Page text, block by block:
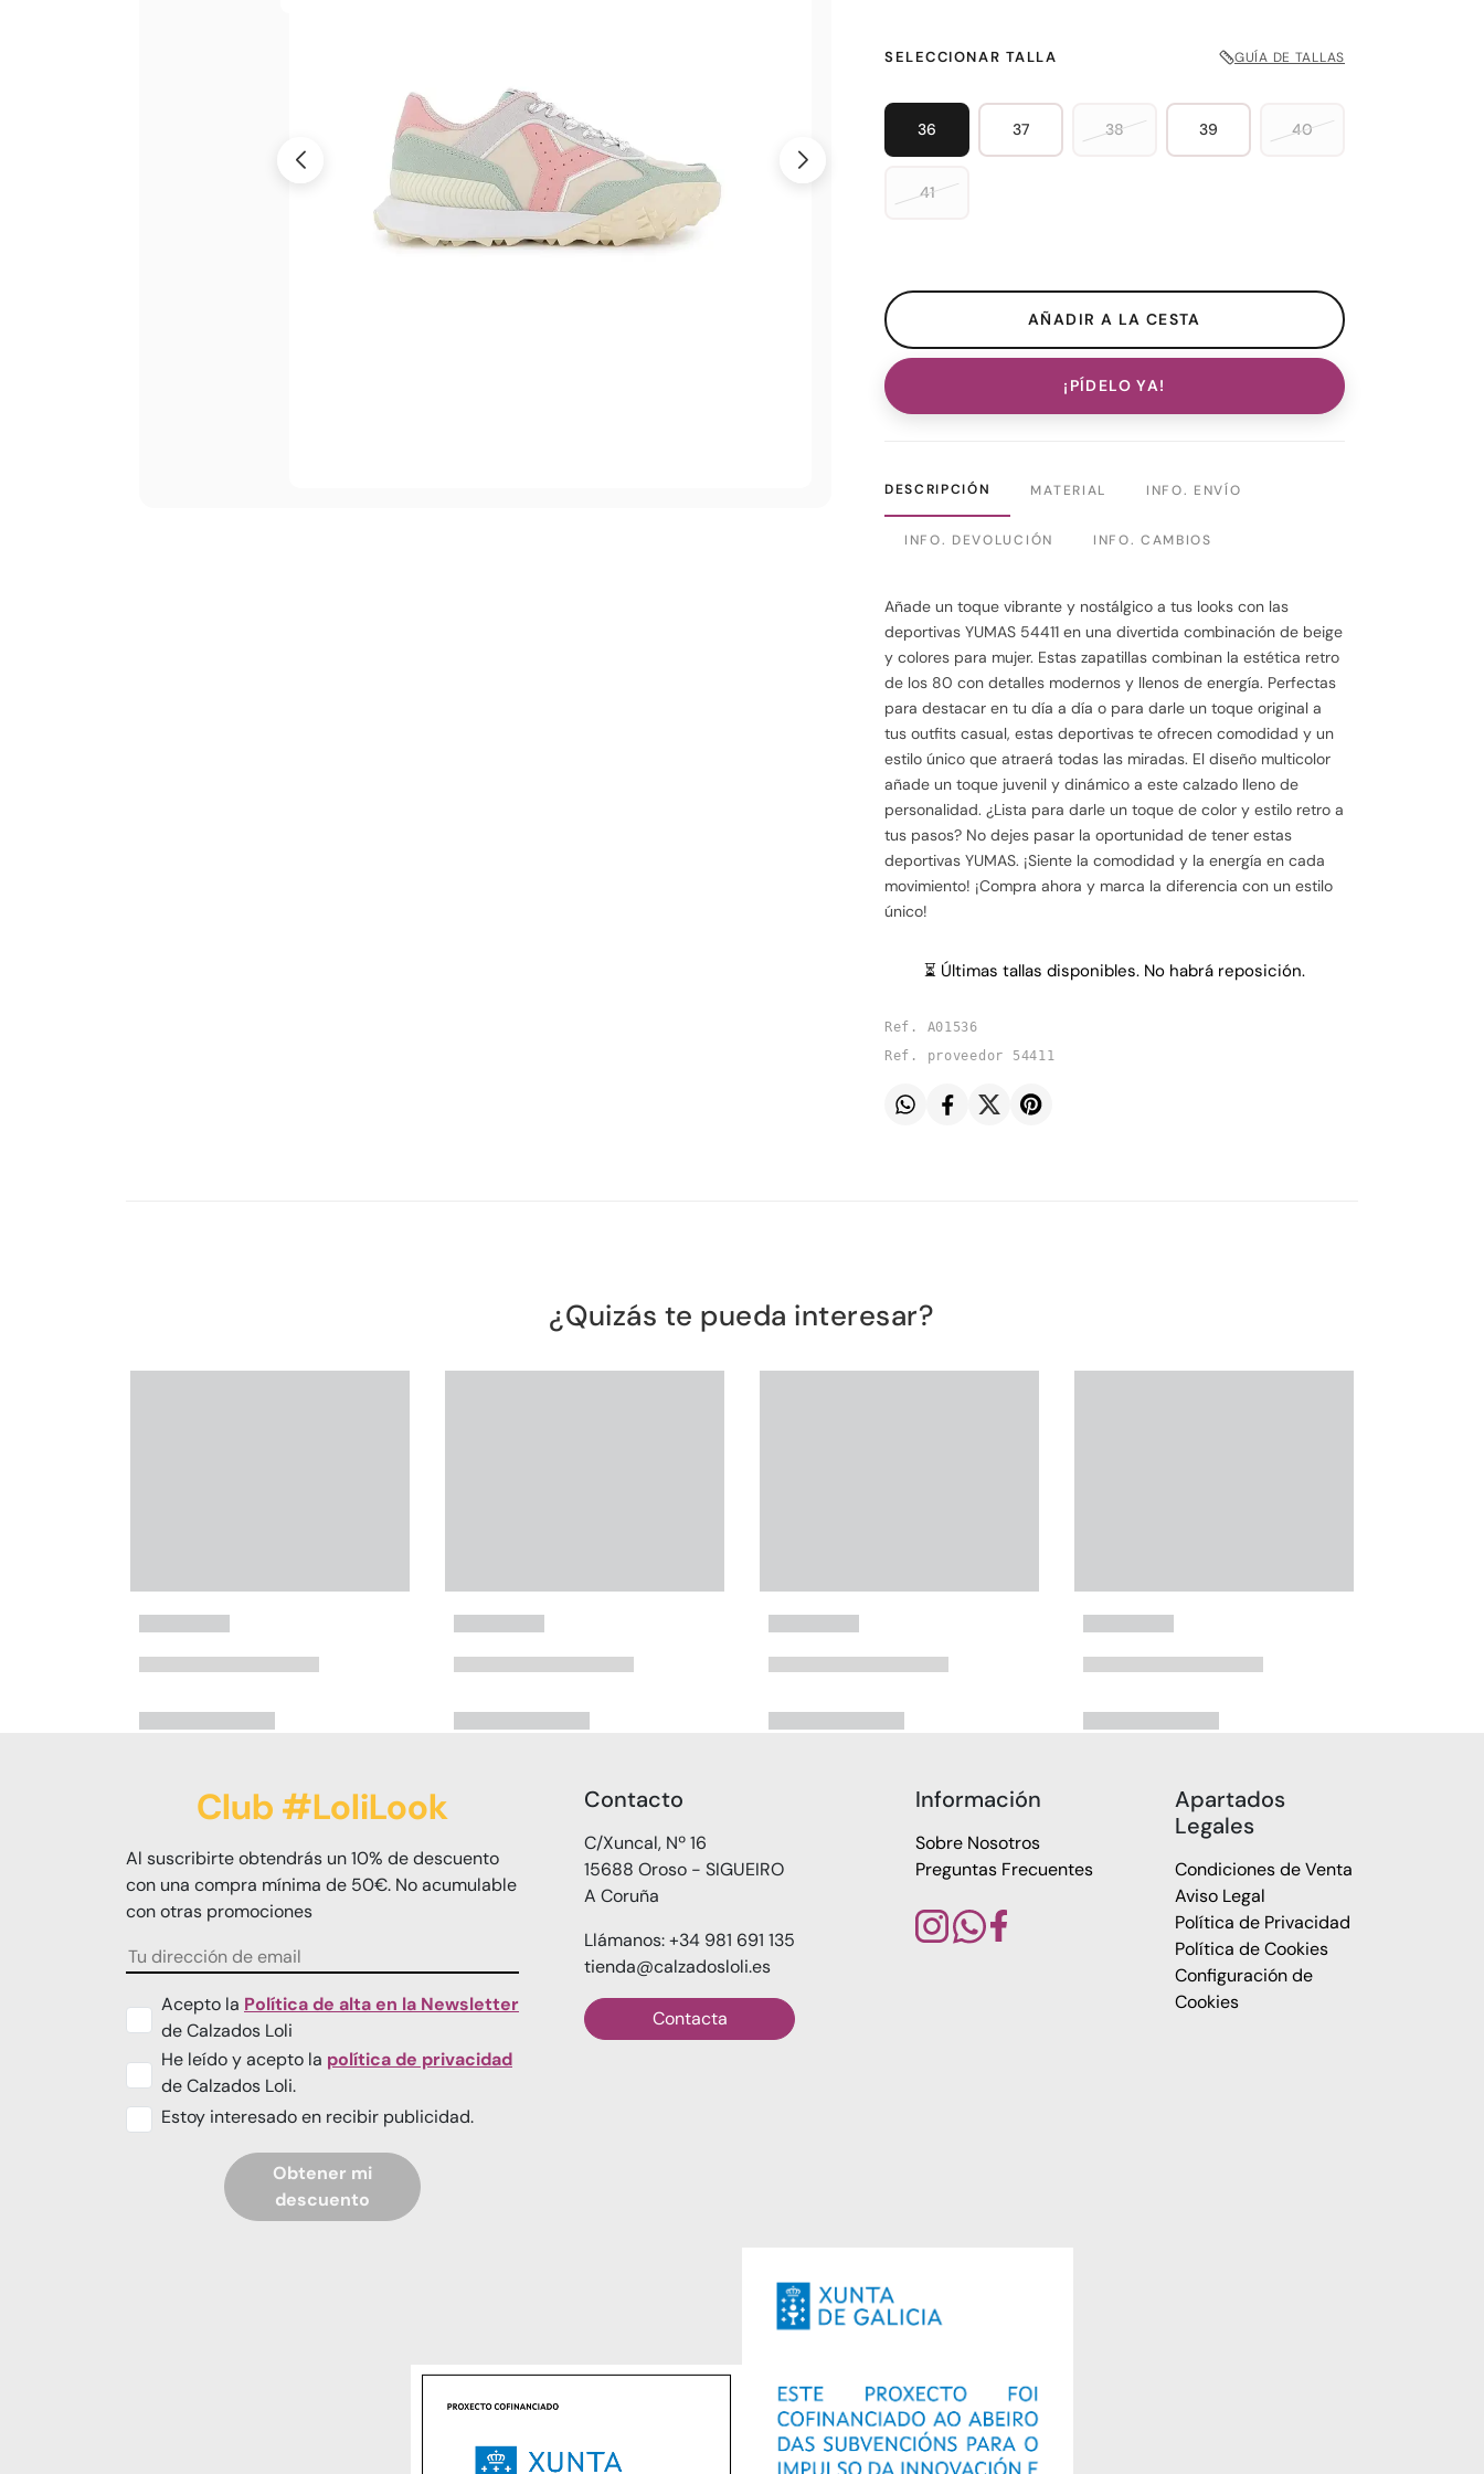
SELECCIONAR TALLA GUÍA DE TALLAS
36 37 38 39 40
41
¡PÍDELO YA!
DESCRIPCIÓN MATERIAL INFO. ENVÍO
INFO. DEVOLUCIÓN INFO. CAMBIOS
Añade un toque vibrante y nostálgico a tus looks con las
deportivas YUMAS 54411 en una divertida combinación de beige
y colores para mujer. Estas zapatillas combinan la estética retro
de los 80 con detalles modernos y llenos de energía. Perfectas
para destacar en tu día a día o para darle un toque original a
tus outfits casual, estas deportivas te ofrecen comodidad y un
estilo único que atraerá todas las miradas. El diseño multicolor
añade un toque juvenil y dinámico a este calzado lleno de
personalidad. ¿Lista para darle un toque de color y estilo retro a
tus pasos? No dejes pasar la oportunidad de tener estas
deportivas YUMAS. ¡Siente la comodidad y la energía en cada
movimiento! ¡Compra ahora y marca la diferencia con un estilo
único!
⏳ Últimas tallas disponibles. No habrá reposición.
Ref. A01536
Ref. proveedor 54411
¿Quizás te pueda interesar?
Club #LoliLook
Al suscribirte obtendrás un 10% de descuento
con una compra mínima de 50€. No acumulable
con otras promociones
Acepto la Política de alta en la Newsletter
de Calzados Loli
He leído y acepto la política de privacidad
de Calzados Loli.
Estoy interesado en recibir publicidad.
Obtener mi
descuento
Contacto
C/Xuncal, Nº 16
15688 Oroso - SIGUEIRO
A Coruña
Llámanos: +34 981 691 135
tienda@calzadosloli.es
Contacta
Información
Sobre Nosotros
Preguntas Frecuentes
Apartados
Legales
Condiciones de Venta
Aviso Legal
Política de Privacidad
Política de Cookies
Configuración de
Cookies